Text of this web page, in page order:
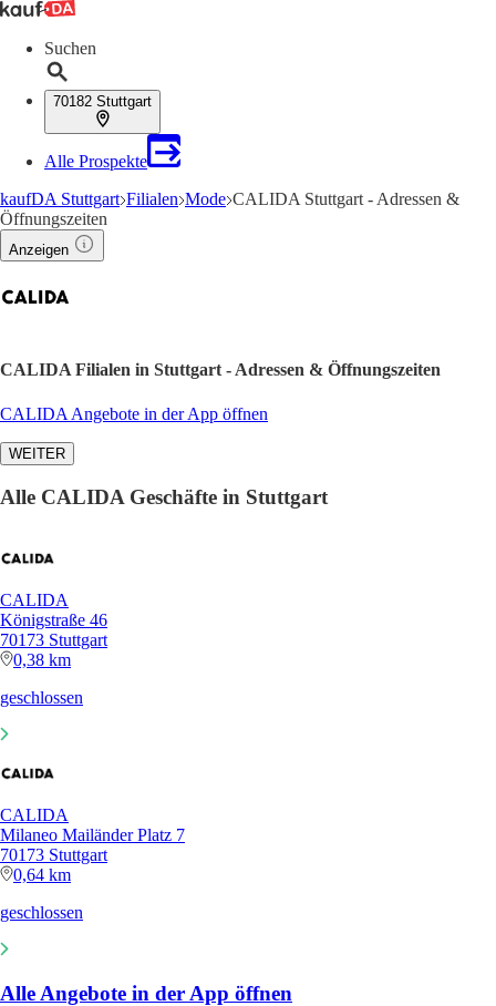
Suchen
70182 Stuttgart
Alle Prospekte
kaufDA Stuttgart Filialen Mode CALIDA Stuttgart - Adressen &
Öffnungszeiten
Anzeigen
CALIDA Filialen in Stuttgart - Adressen & Öffnungszeiten
CALIDA Angebote in der App öffnen
WEITER
Alle CALIDA Geschäfte in Stuttgart
CALIDA
Königstraße 46
70173 Stuttgart
0,38 km
geschlossen
CALIDA
Milaneo Mailänder Platz 7
70173 Stuttgart
0,64 km
geschlossen
Alle Angebote in der App öffnen